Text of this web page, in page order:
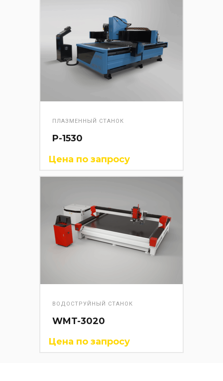
ПЛАЗМЕННЫЙ СТАНОК
P-1530
Цена по запросу
ВОДОСТРУЙНЫЙ СТАНОК
WMT-3020
Цена по запросу